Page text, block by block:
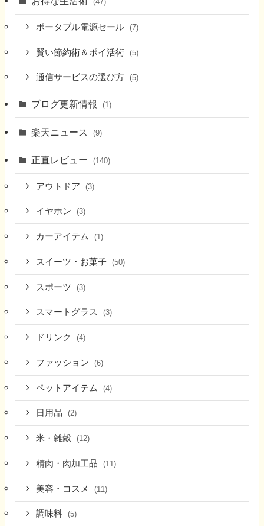
ポータブル電源セール (7)
賢い節約術＆ポイ活術 (5)
通信サービスの選び方 (5)
ブログ更新情報 (1)
楽天ニュース (9)
正直レビュー (140)
アウトドア (3)
イヤホン (3)
カーアイテム (1)
スイーツ・お菓子 (50)
スポーツ (3)
スマートグラス (3)
ドリンク (4)
ファッション (6)
ペットアイテム (4)
日用品 (2)
米・雑穀 (12)
精肉・肉加工品 (11)
美容・コスメ (11)
調味料 (5)